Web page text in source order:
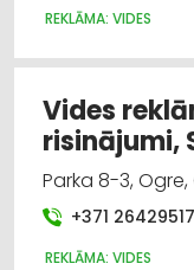
Iepakojums,
Zīmogu
Suvenīri,
Foto pakalpojumi
Pavairošanas
REKLĀMA: VIDES
Vides
risinājumi,
Parka 8-3,
+371 26429517
REKLĀMA: VIDES